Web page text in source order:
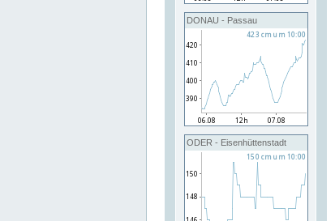
DONAU - Passau
ODER - Eisenhüttenstadt